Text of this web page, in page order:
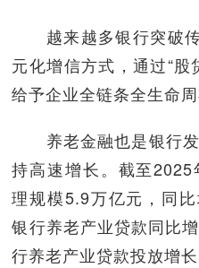
越来越多银行突破传
元化增信方式，通过“股
给予企业全链条全生命周
养老金融也是银行发
持高速增长。截至
理规模5.9万亿元，同
银行养老产业贷款同比
行养老产业贷款投放增长